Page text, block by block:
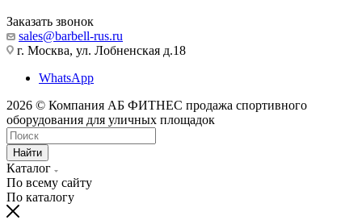
Заказать звонок
sales@barbell-rus.ru
г. Москва, ул. Лобненская д.18
WhatsApp
2026 © Компания АБ ФИТНЕС продажа спортивного
оборудования для уличных площадок
Найти
Каталог
По всему сайту
По каталогу